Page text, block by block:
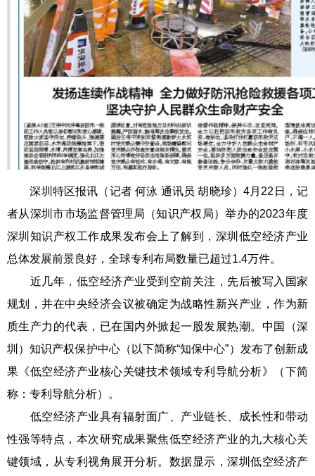
深圳特区报讯（记者 何泳 通讯员 胡晓珍）4月22日，记
者从深圳市市场监督管理局（知识产权局）举办的2023年度
深圳知识产权工作成果发布会上了解到，深圳低空经济产业
总体发展前景良好，全球专利布局数量已超过1.4万件。
近几年，低空经济产业受到空前关注，先后被写入国家
规划，并在中央经济会议被确定为战略性新兴产业，作为新
质生产力的代表，已在国内外掀起一股发展热潮。中国（深
圳）知识产权保护中心（以下简称“知保中心”）发布了创新成
果《低空经济产业核心关键技术领域专利导航分析》（下简
称：专利导航分析）。
低空经济产业具有辐射面广、产业链长、成长性和带动
性强等特点，本次研究成果聚焦低空经济产业的九大核心关
键领域，从专利视角展开分析。数据显示，深圳低空经济产